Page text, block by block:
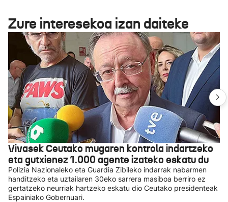
Zure interesekoa izan daiteke
Vivasek Ceutako mugaren kontrola indartzeko
eta gutxienez 1.000 agente izateko eskatu du
Polizia Nazionaleko eta Guardia Zibileko indarrak nabarmen
handitzeko eta uztailaren 30eko sarrera masiboa berriro ez
gertatzeko neurriak hartzeko eskatu dio Ceutako presidenteak
Espainiako Gobernuari.